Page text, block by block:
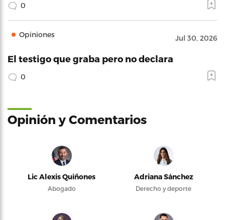
0
Opiniones Jul 30, 2026
El testigo que graba pero no declara
0
Opinión y Comentarios
Lic Alexis Quiñones
Abogado
Adriana Sánchez
Derecho y deporte